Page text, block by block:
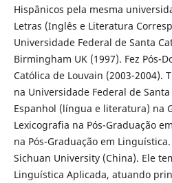
Hispânicos pela mesma
Letras (Inglês e Literatura
Universidade Federal de Santa
Birmingham UK (1997). Fez Pós-
Católica de Louvain (2003-2004).
na Universidade Federal de
Espanhol (língua e literatura) na
Lexicografia na Pós-Graduação
na Pós-Graduação em
Sichuan University (China). Ele
Linguística Aplicada, atuando